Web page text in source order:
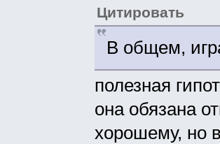
Цитировать
В общем,
полезная
она обязана
хорошему, но